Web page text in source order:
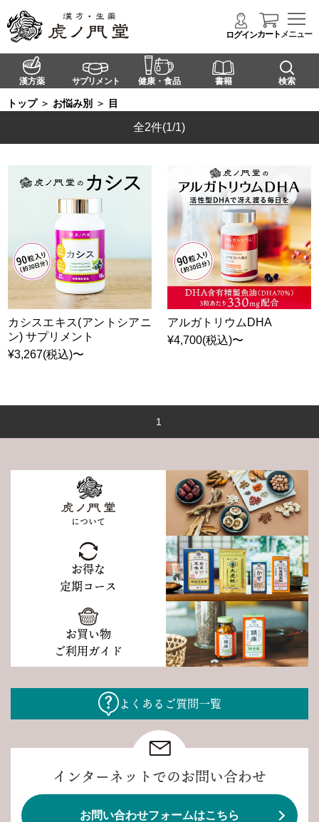
ログインカートメニュー
漢方薬 サプリメント 健康・食品 書籍 検索
トップ ＞ お悩み別 ＞ 目
全2件(1/1)
カシスエキス(アントシアニ
ン) サプリメント
¥3,267(税込)〜
アルガトリウムDHA
¥4,700(税込)〜
1
について
お得な
定期コース
お買い物
ご利用ガイド
よくあるご質問一覧
インターネットでのお問い合わせ
お問い合わせフォームはこちら